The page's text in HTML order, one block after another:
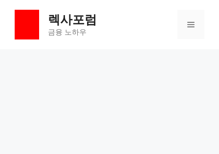
렉사포럼
금융 노하우
메